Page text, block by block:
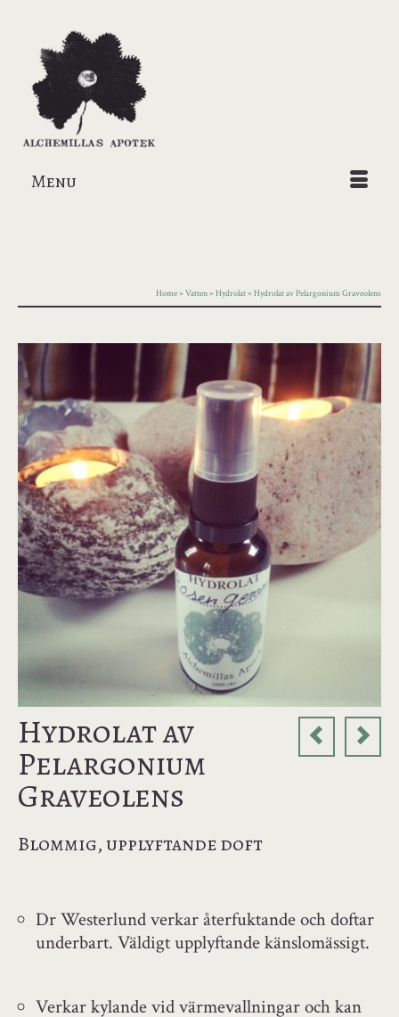
Menu
Home»Vatten»Hydrolat»Hydrolat av Pelargonium Graveolens
Hydrolat av
Pelargonium
Graveolens
Blommig, upplyftande doft
Dr Westerlund verkar återfuktande och doftar
underbart. Väldigt upplyftande känslomässigt.
Verkar kylande vid värmevallningar och kan